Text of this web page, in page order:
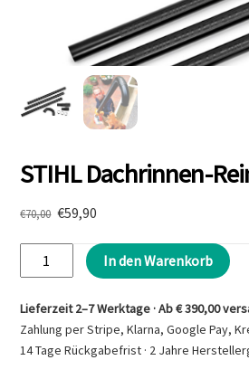
STIHL Dachrinnen-
€70,00 Ursprünglicher
€70,00
€59,90
ist:
€59,90.
STIHL
Dachrinnen-
Reinigungsset
Menge
In den Warenkorb
Lieferzeit 2–7 Werktage · Ab € 390,00
Zahlung per Stripe, Klarna, Google Pay,
14 Tage Rückgabefrist · 2 Jahre